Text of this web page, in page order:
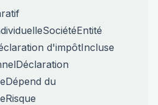
d'impôtIncluse
du